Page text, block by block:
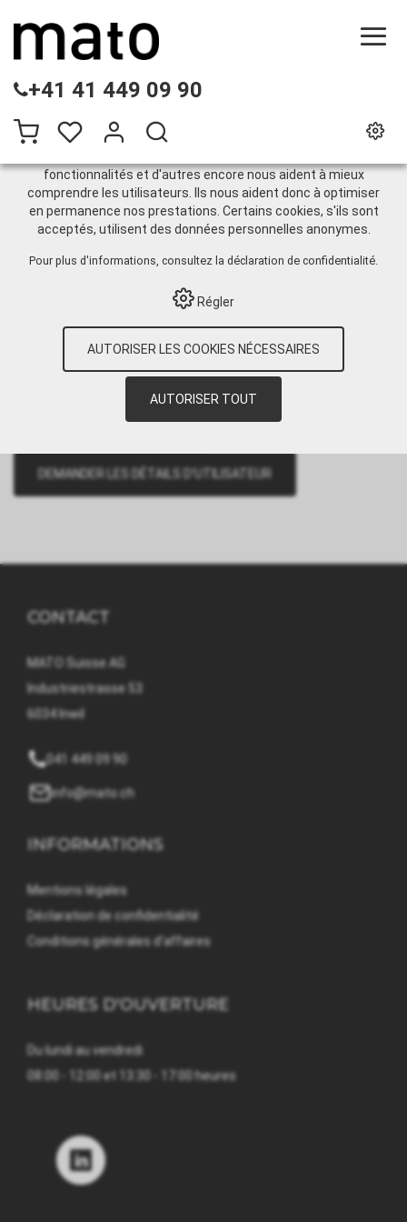
+41 41 449 09 90
Vous avez oublié votre
nom d'utilisateur ou mot
S'il vous plaît entrer votre adresse e-mail ci-dessous. Vous
recevrez vos détails d'utilisateur à l'adresse fournie.
CONTACT
MATO Suisse AG
Industriestrasse 53
6034 Inwil
041 449 09 90
info@mato.ch
INFORMATIONS
Mentions légales
Déclaration de confidentialité
Conditions générales d'affaires
HEURES D'OUVERTURE
Du lundi au vendredi
08:00 - 12:00 et 13:30 - 17:00 heures
CE SITE UTILISE DES COOKIES
Nous utilisons différents cookies sur notre site web :
certains sont nécessaires au bon fonctionnement du site,
fonctionnalités et d'autres encore nous aident à mieux
comprendre les utilisateurs. Ils nous aident donc à optimiser
en permanence nos prestations. Certains cookies, s'ils sont
acceptés, utilisent des données personnelles anonymes.
Pour plus d'informations, consultez la déclaration de confidentialité.
Régler
AUTORISER LES COOKIES NÉCESSAIRES
AUTORISER TOUT